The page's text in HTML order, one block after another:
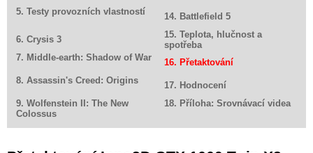
5. Testy provozních vlastností
14. Battlefield 5
6. Crysis 3
15. Teplota, hlučnost a
spotřeba
7. Middle-earth: Shadow of War
16. Přetaktování
8. Assassin's Creed: Origins
17. Hodnocení
9. Wolfenstein II: The New
Colossus
18. Příloha: Srovnávací videa